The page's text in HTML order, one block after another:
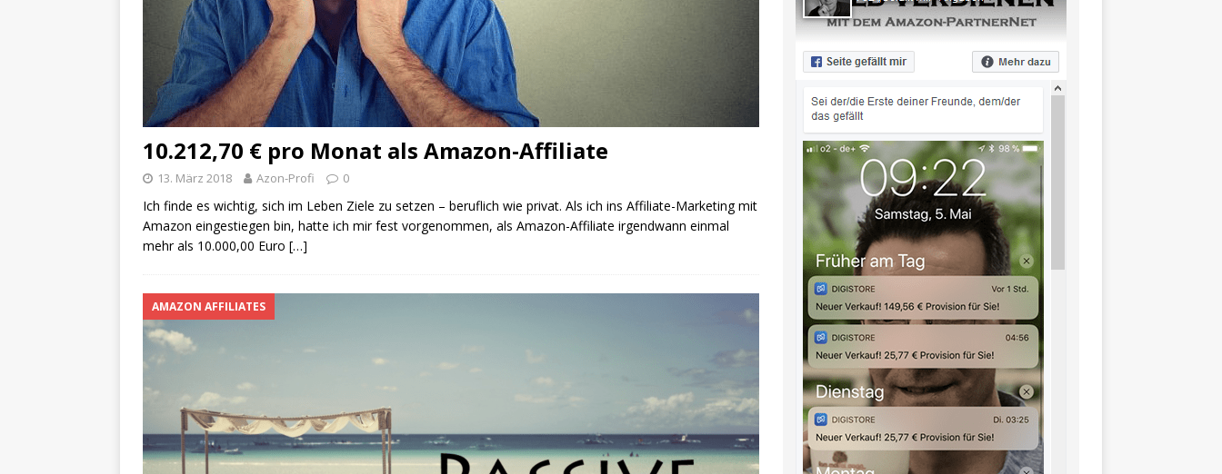
10.212,70 € pro Monat als Amazon-Affiliate
13. März 2018 Azon-Profi 0
Ich finde es wichtig, sich im Leben Ziele zu setzen – beruflich wie privat. Als ich ins Affiliate-Marketing mit
Amazon eingestiegen bin, hatte ich mir fest vorgenommen, als Amazon-Affiliate irgendwann einmal
mehr als 10.000,00 Euro […]
AMAZON AFFILIATES